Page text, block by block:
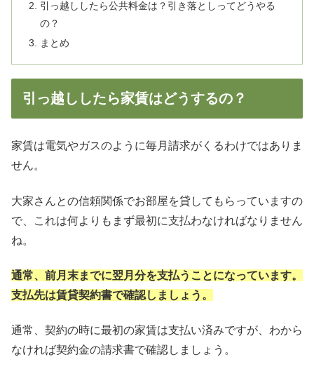
引っ越ししたら公共料金は？引き落としってどうやる
の？
まとめ
引っ越ししたら家賃はどうするの？
家賃は電気やガスのように毎月請求がくるわけではありま
せん。
大家さんとの信頼関係でお部屋を貸してもらっていますの
で、これは何よりもまず最初に支払わなければなりません
ね。
通常、前月末までに翌月分を支払うことになっています。
支払先は賃貸契約書で確認しましょう。
通常、契約の時に最初の家賃は支払い済みですが、わから
なければ契約金の請求書で確認しましょう。